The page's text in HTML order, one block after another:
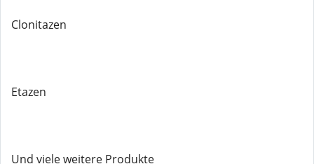
Clonitazen
Etazen
Und viele weitere Produkte